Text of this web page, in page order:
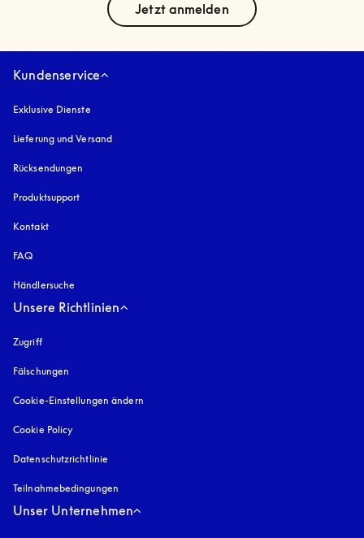
Jetzt anmelden
Kundenservice
Exklusive Dienste
Lieferung und Versand
Rücksendungen
Produktsupport
Kontakt
FAQ
Händlersuche
Unsere Richtlinien
Zugrifföffnet sich in einem neuen Tab
Fälschungen
Cookie-Einstellungen ändern
Cookie Policy
Datenschutzrichtlinie
Teilnahmebedingungen
Unser Unternehmen